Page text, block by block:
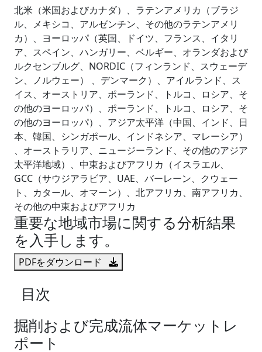
北米（米国およびカナダ）、ラテンアメリカ（ブラジ
ル、メキシコ、アルゼンチン、その他のラテンアメリ
カ）、ヨーロッパ（英国、ドイツ、フランス、イタリ
ア、スペイン、ハンガリー、ベルギー、オランダおよび
ルクセンブルグ、NORDIC（フィンランド、スウェーデ
ン、ノルウェー） 、デンマーク）、アイルランド、ス
イス、オーストリア、ポーランド、トルコ、ロシア、そ
の他のヨーロッパ）、ポーランド、トルコ、ロシア、そ
の他のヨーロッパ）、アジア太平洋（中国、インド、日
本、韓国、シンガポール、インドネシア、マレーシア）
、オーストラリア、ニュージーランド、その他のアジア
太平洋地域）、中東およびアフリカ（イスラエル、
GCC（サウジアラビア、UAE、バーレーン、クウェー
ト、カタール、オマーン）、北アフリカ、南アフリカ、
その他の中東およびアフリカ
重要な地域市場に関する分析結果
を入手します。
PDFをダウンロード
目次
掘削および完成流体マーケットレ
ポート